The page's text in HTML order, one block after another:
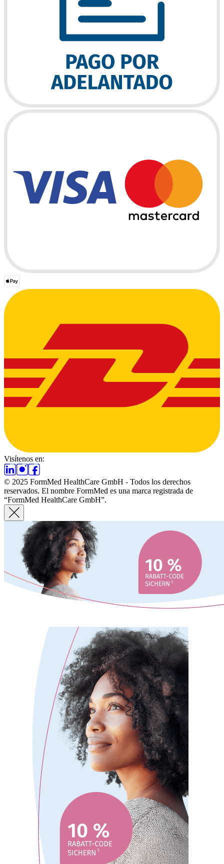
Visítenos en:
© 2025 FormMed HealthCare GmbH - Todos los derechos
reservados. El nombre FormMed es una marca registrada de
“FormMed HealthCare GmbH”.